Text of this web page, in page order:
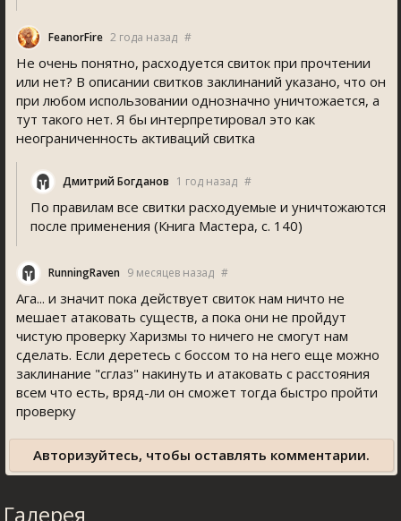
FeanorFire 2 года назад #
Не очень понятно, расходуется свиток при прочтении
или нет? В описании свитков заклинаний указано, что он
при любом использовании однозначно уничтожается, а
тут такого нет. Я бы интерпретировал это как
неограниченность активаций свитка
Дмитрий Богданов 1 год назад #
По правилам все свитки расходуемые и уничтожаются
после применения (Книга Мастера, с. 140)
RunningRaven 9 месяцев назад #
Ага... и значит пока действует свиток нам ничто не
мешает атаковать существ, а пока они не пройдут
чистую проверку Харизмы то ничего не смогут нам
сделать. Если деретесь с боссом то на него еще можно
заклинание "сглаз" накинуть и атаковать с расстояния
всем что есть, вряд-ли он сможет тогда быстро пройти
проверку
Авторизуйтесь, чтобы оставлять комментарии.
Галерея